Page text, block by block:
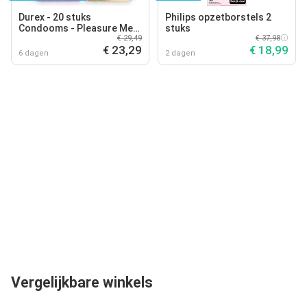
Durex - 20 stuks
Condooms - Pleasure Me
1x10 stuks - Nude No Latex
1x10 stuks -
6 dagen
€ 29,49
€ 23,29
Philips opzetborstels 2
stuks
2 dagen
€ 37,98
€ 18,99
Vergelijkbare winkels